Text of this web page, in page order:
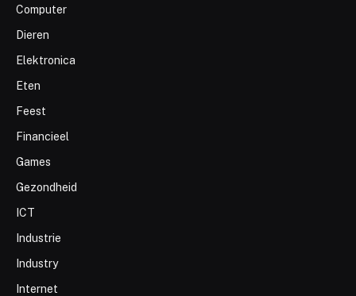
Computer
Dieren
Elektronica
Eten
Feest
Financieel
Games
Gezondheid
ICT
Industrie
Industry
Internet